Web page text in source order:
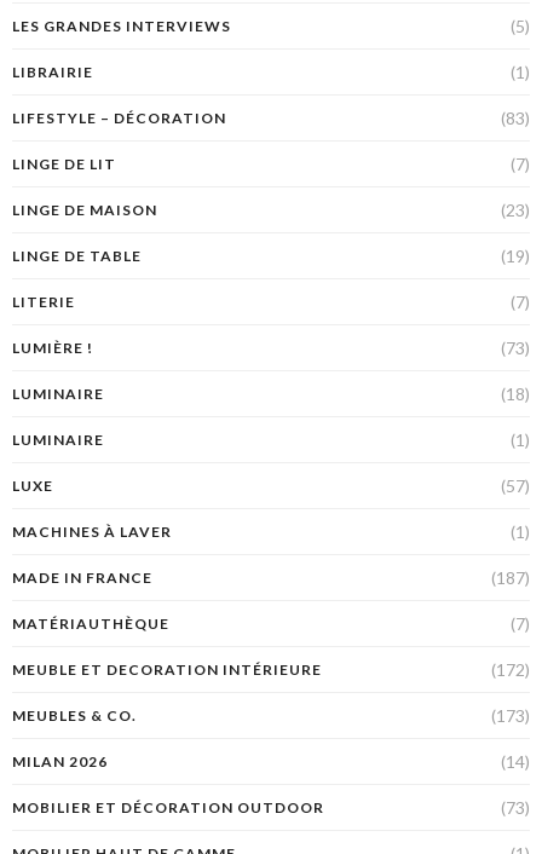
LES GRANDES INTERVIEWS (5)
LIBRAIRIE (1)
LIFESTYLE – DÉCORATION (83)
LINGE DE LIT (7)
LINGE DE MAISON (23)
LINGE DE TABLE (19)
LITERIE (7)
LUMIÈRE ! (73)
LUMINAIRE (18)
LUMINAIRE (1)
LUXE (57)
MACHINES À LAVER (1)
MADE IN FRANCE (187)
MATÉRIAUTHÈQUE (7)
MEUBLE ET DECORATION INTÉRIEURE (172)
MEUBLES & CO. (173)
MILAN 2026 (14)
MOBILIER ET DÉCORATION OUTDOOR (73)